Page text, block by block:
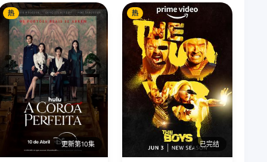
热
更新第10集
热
已完结